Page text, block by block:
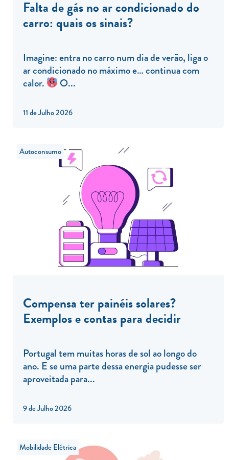
11 de Julho 2026
Falta de gás no ar condicionado do
carro: quais os sinais?
Imagine: entra no carro num dia de verão, liga o
ar condicionado no máximo e… continua com
calor.
O...
9 de Julho 2026
Autoconsumo
Compensa ter painéis solares?
Exemplos e contas para decidir
Portugal tem muitas horas de sol ao longo do
ano. E se uma parte dessa energia pudesse ser
aproveitada para...
Mobilidade Elétrica